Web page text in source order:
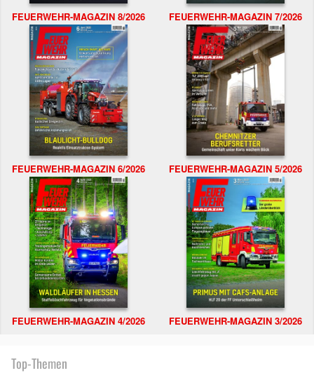
FEUERWEHR-MAGAZIN 8/2026 FEUERWEHR-MAGAZIN 7/2026
FEUERWEHR-MAGAZIN 6/2026 FEUERWEHR-MAGAZIN 5/2026
FEUERWEHR-MAGAZIN 4/2026 FEUERWEHR-MAGAZIN 3/2026
Top-Themen